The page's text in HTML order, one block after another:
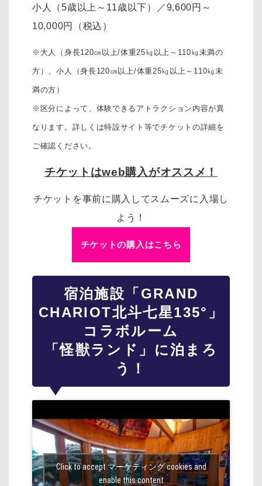
小人（5歳以上～11歳以下）
／9,600円～
10,000円
（税込）
※大人（身長120㎝以上/体重25㎏以上～110㎏未満の
方）、小人（身長120㎝以上/体重25㎏以上～110㎏未
満の方）
※区分によって、体験できるアトラクション内容が異
なります。詳しくは特設サイト等でチケットの詳細を
ご確認ください。
チケットはweb購入がオススメ！
チケットを事前に購入してスムーズに入場し
よう！
チケットの購入はこちら
宿泊施設「GRAND
CHARIOT北斗七星135°」
コラボルーム
「怪獣ランド」に泊まろ
う！
Click to accept マーケティング cookies and
enable this content